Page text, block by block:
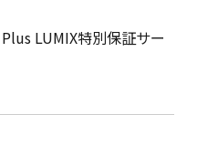
LUMIX特別保証サー